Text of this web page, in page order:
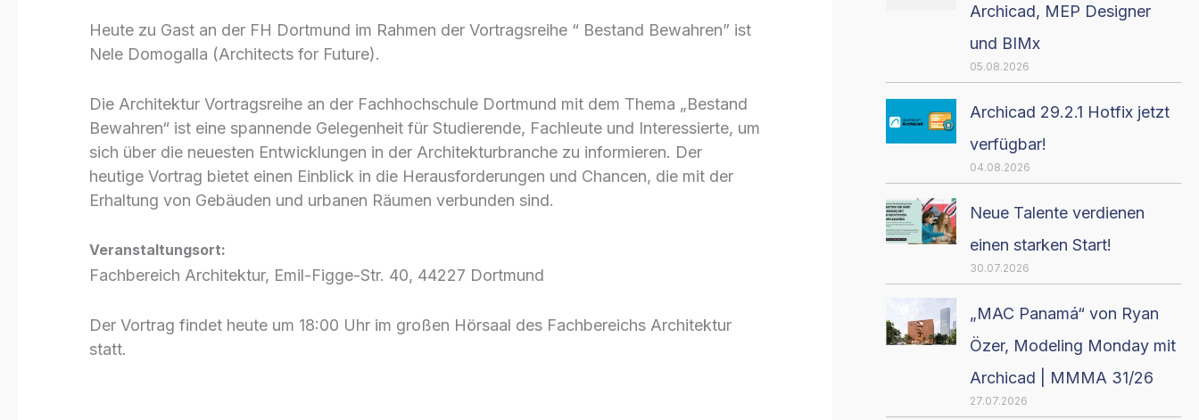
Heute zu Gast an der FH Dortmund im Rahmen der Vortragsreihe “ Bestand Bewahren” ist
Nele Domogalla (Architects for Future).
Die Architektur Vortragsreihe an der Fachhochschule Dortmund mit dem Thema „Bestand
Bewahren“ ist eine spannende Gelegenheit für Studierende, Fachleute und Interessierte, um
sich über die neuesten Entwicklungen in der Architekturbranche zu informieren. Der
heutige Vortrag bietet einen Einblick in die Herausforderungen und Chancen, die mit der
Erhaltung von Gebäuden und urbanen Räumen verbunden sind.
Veranstaltungsort:
Fachbereich Architektur, Emil-Figge-Str. 40, 44227 Dortmund
Der Vortrag findet heute um 18:00 Uhr im großen Hörsaal des Fachbereichs Architektur
statt.
Archicad, MEP Designer
und BIMx
05.08.2026
Archicad 29.2.1 Hotfix jetzt
verfügbar!
04.08.2026
Neue Talente verdienen
einen starken Start!
30.07.2026
„MAC Panamá“ von Ryan
Özer, Modeling Monday mit
Archicad | MMMA 31/26
27.07.2026